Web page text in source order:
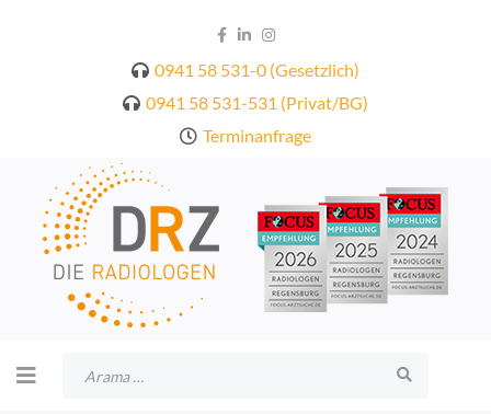
0941 58 531-0 (Gesetzlich)
0941 58 531-531 (Privat/BG)
Terminanfrage